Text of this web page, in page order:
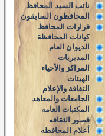
نائب السيد المحافظ
المحافظون السابقون
قرارات المحافظ
كيانات المحافظة
الديوان العام
المديريات
المراكز والأحياء
الهيئات
الثقافة والإعلام
الجامعات والمعاهد
المكتبات العامه
قصور الثقافه
أعلام المحافظه